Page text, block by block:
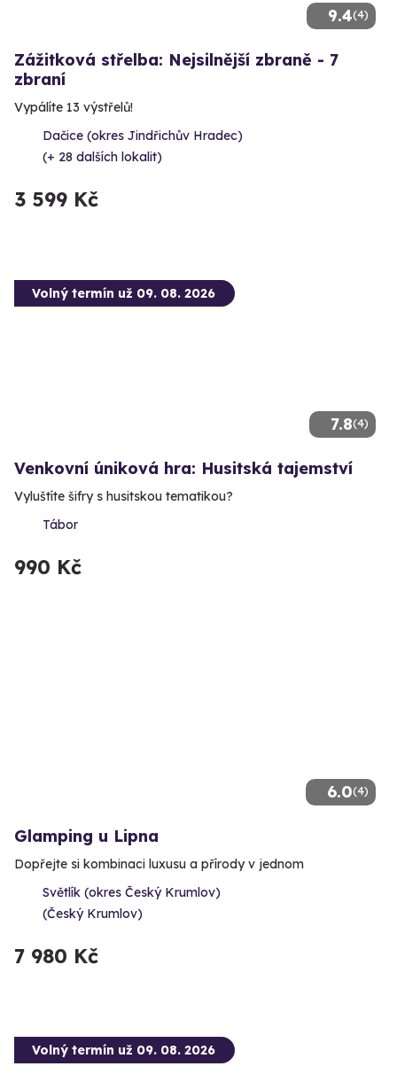
9.4(4)
Zážitková střelba: Nejsilnější zbraně - 7
zbraní
Vypálíte 13 výstřelů!
Dačice (okres Jindřichův Hradec)
(+ 28 dalších lokalit)
3 599 Kč
7.8(4)
Volný termín už 09. 08. 2026
Venkovní úniková hra: Husitská tajemství
Vyluštíte šifry s husitskou tematikou?
Tábor
990 Kč
6.0(4)
Glamping u Lipna
Dopřejte si kombinaci luxusu a přírody v jednom
Světlík (okres Český Krumlov)
(Český Krumlov)
7 980 Kč
Volný termín už 09. 08. 2026